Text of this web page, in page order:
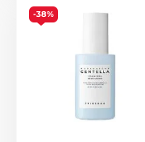
-38%